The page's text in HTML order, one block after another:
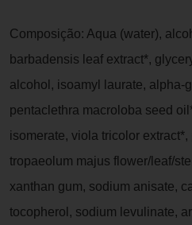
Composição: Aqua (water),
barbadensis leaf extract*,
alcohol, isoamyl laurate, alpha-
pentaclethra macroloba seed
isomerate, viola tricolor extract*,
tropaeolum majus flower/leaf/
xanthan gum, sodium anisate,
tocopherol, sodium levulinate,